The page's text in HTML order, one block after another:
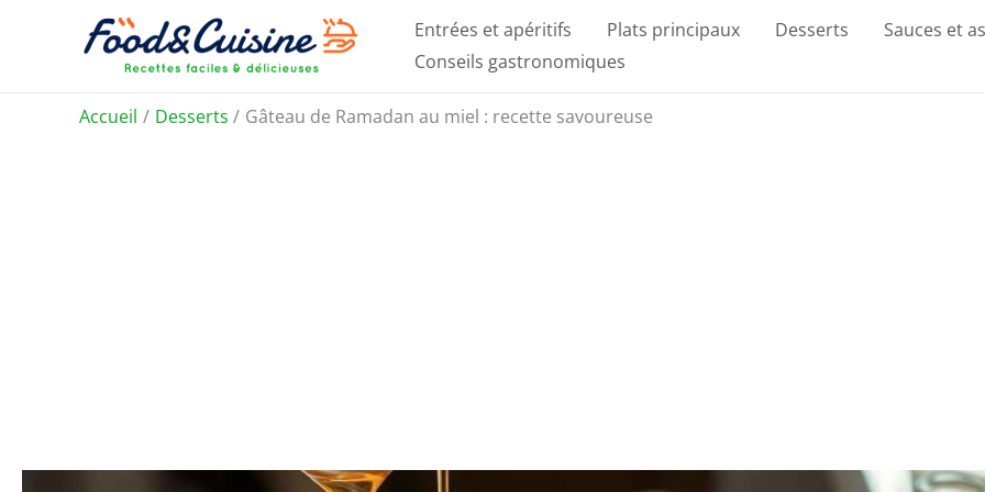
Entrées et apéritifs Plats principaux Desserts Sauces et
Conseils gastronomiques
Accueil Desserts Gâteau de Ramadan au miel : recette savoureuse